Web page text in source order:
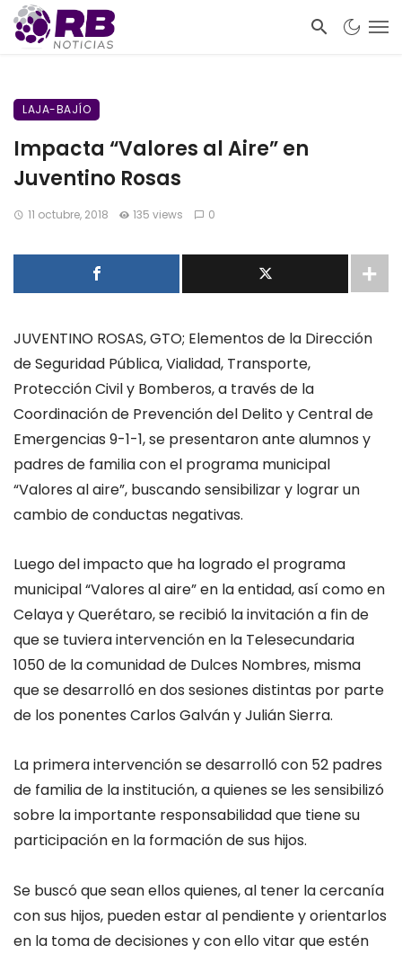
LAJA-BAJÍO
Impacta “Valores al Aire” en
Juventino Rosas
11 octubre, 2018 135 views 0
JUVENTINO ROSAS, GTO; Elementos de la Dirección
de Seguridad Pública, Vialidad, Transporte,
Protección Civil y Bomberos, a través de la
Coordinación de Prevención del Delito y Central de
Emergencias 9-1-1, se presentaron ante alumnos y
padres de familia con el programa municipal
“Valores al aire”, buscando sensibilizar y lograr un
cambio de conductas negativas.
Luego del impacto que ha logrado el programa
municipal “Valores al aire” en la entidad, así como en
Celaya y Querétaro, se recibió la invitación a fin de
que se tuviera intervención en la Telesecundaria
1050 de la comunidad de Dulces Nombres, misma
que se desarrolló en dos sesiones distintas por parte
de los ponentes Carlos Galván y Julián Sierra.
La primera intervención se desarrolló con 52 padres
de familia de la institución, a quienes se les sensibilizó
sobre la importante responsabilidad que tiene su
participación en la formación de sus hijos.
Se buscó que sean ellos quienes, al tener la cercanía
con sus hijos, pueden estar al pendiente y orientarlos
en la toma de decisiones y con ello vitar que estén